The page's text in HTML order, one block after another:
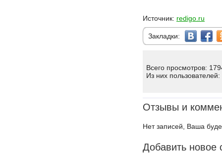
Источник: redigo.ru
Закладки:
Всего просмотров:
Из них пользователей:
Отзывы и
Нет записей, Ваша
Добавить новое